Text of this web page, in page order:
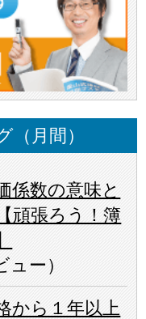
月間）
係数の意味と
頑張ろう！簿
ュー ）
から１年以上